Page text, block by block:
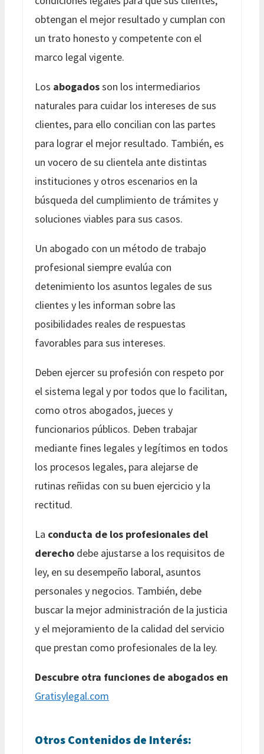
obtengan el mejor resultado y cumplan con
un trato honesto y competente con el
marco legal vigente.
Los abogadosson los intermediarios
naturales para cuidar los intereses de sus
clientes, para ello concilian con las partes
para lograr el mejor resultado. También, es
un vocero de su clientela ante distintas
instituciones y otros escenarios en la
búsqueda del cumplimiento de trámites y
soluciones viables para sus casos.
Un abogado con un método de trabajo
profesional siempre evalúa con
detenimiento los asuntos legales de sus
clientes y les informan sobre las
posibilidades reales de respuestas
favorables para sus intereses.
Deben ejercer su profesión con respeto por
el sistema legal y por todos que lo facilitan,
como otros abogados, jueces y
funcionarios públicos. Deben trabajar
mediante fines legales y legítimos en todos
los procesos legales, para alejarse de
rutinas reñidas con su buen ejercicio y la
rectitud.
La conducta de los profesionales del
derecho debe ajustarse a los requisitos de
ley, en su desempeño laboral, asuntos
personales y negocios. También, debe
buscar la mejor administración de la justicia
y el mejoramiento de la calidad del servicio
que prestan como profesionales de la ley.
Descubre otra funciones de abogados en
Gratisylegal.com
Otros Contenidos de Interés: